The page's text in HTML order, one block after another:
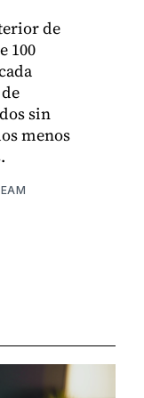
de
100
sin
menos